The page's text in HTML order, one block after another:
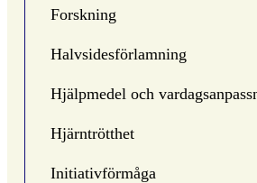
Forskning
Halvsidesförlamning
Hjälpmedel och
Hjärntrötthet
Initiativförmåga